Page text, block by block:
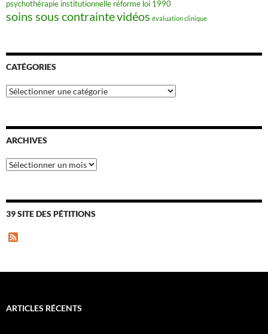
psychothérapie institutionnelle réforme loi 1990
soins sous contraintevidéos évaluation clinique
CATÉGORIES
Catégories
ARCHIVES
Archives
39 SITE DES PÉTITIONS
ARTICLES RÉCENTS